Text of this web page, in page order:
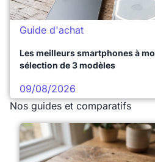
Guide d'achat
Les meilleurs smartphones à
sélection de 3 modèles
09/08/2026
Nos guides et comparatifs